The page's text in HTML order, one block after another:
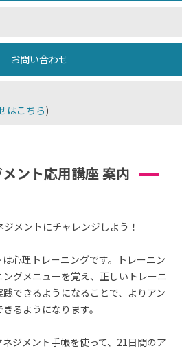
お問い合わせ
はこちら)
ント応用講座 案内
メントにチャレンジしよう！
心理トレーニングです。トレーニン
グメニューを覚え、正しいトレーニ
できるようになることで、よりアン
るようになります。
ジメント手帳を使って、21日間のア